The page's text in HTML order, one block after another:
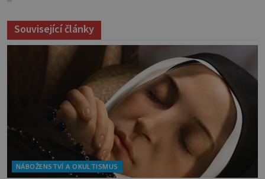
Související články
NÁBOŽENSTVÍ A OKULTISMUS